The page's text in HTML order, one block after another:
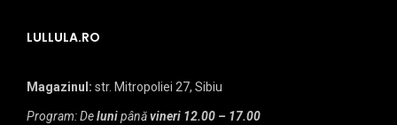
LULLULA.RO
Magazinul: str. Mitropoliei 27, Sibiu
Program: Delunipânăvineri 12.00 – 17.00